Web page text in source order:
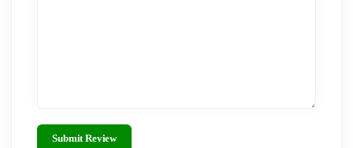
Submit Review